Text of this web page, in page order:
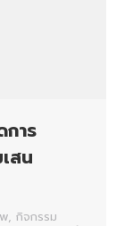
การ
สน
, กิจกรรม